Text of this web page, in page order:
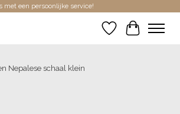
met een persoonlijke service!
Verlanglijst
Nepalese schaal klein